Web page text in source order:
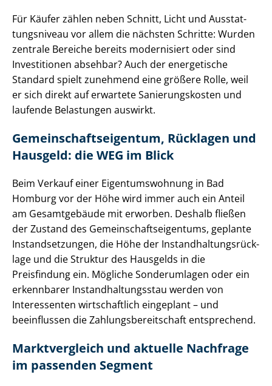
Für Käufer zählen neben Schnitt, Licht und Aus­stat­
tungs­ni­veau vor allem die nächsten Schritte: Wurden
zentrale Bereiche bereits modernisiert oder sind
Investitionen absehbar? Auch der energetische
Standard spielt zunehmend eine größere Rolle, weil
er sich direkt auf erwartete Sa­nie­rungs­kos­ten und
laufende Belastungen auswirkt.
Ge­mein­schafts­ei­gen­tum, Rücklagen und
Hausgeld: die WEG im Blick
Beim Verkauf einer Ei­gen­tums­woh­nung in Bad
Homburg vor der Höhe wird immer auch ein Anteil
am Gesamtgebäude mit erworben. Deshalb fließen
der Zustand des Ge­mein­schafts­ei­gen­tums, geplante
In­stand­set­zun­gen, die Höhe der In­stand­hal­tungs­rück­
la­ge und die Struktur des Hausgelds in die
Preisfindung ein. Mögliche Sonderumlagen oder ein
erkennbarer In­stand­hal­tungs­stau werden von
Interessenten wirtschaftlich eingeplant – und
beeinflussen die Zah­lungs­be­reit­schaft entsprechend.
Marktvergleich und aktuelle Nachfrage
im passenden Segment